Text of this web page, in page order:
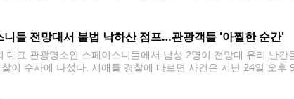
니들 전망대서 불법 낙하산 점프…관광객들 '아찔한 순간'
대표 관광명소인 스페이스니들에서 남성 2명이 전망대 유리 난간
이 수사에 나섰다. 시애틀 경찰에 따르면 사건은 지난 24일 오후